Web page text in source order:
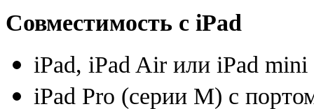
Совместимость с iPad
iPad, iPad Air или iPad
iPad Pro (серии M) с